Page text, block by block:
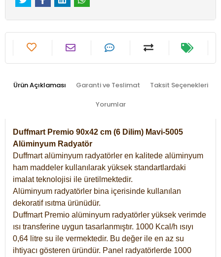
Ürün Açıklaması Garanti ve Teslimat Taksit Seçenekleri
Yorumlar
Duffmart Premio 90x42 cm (6 Dilim) Mavi-5005
Alüminyum Radyatör
Duffmart alüminyum radyatörler en kalitede alüminyum
ham maddeler kullanılarak yüksek standartlardaki
imalat teknolojisi ile üretilmektedir.
Alüminyum radyatörler bina içerisinde kullanılan
dekoratif ısıtma ürünüdür.
Duffmart Premio alüminyum radyatörler yüksek verimde
ısı transferine uygun tasarlanmıştır. 1000 Kcal/h ısıyı
0,64 litre su ile vermektedir. Bu değer ile en az su
ihtiyacı gösteren üründür. Panel radyatörlerde 1000